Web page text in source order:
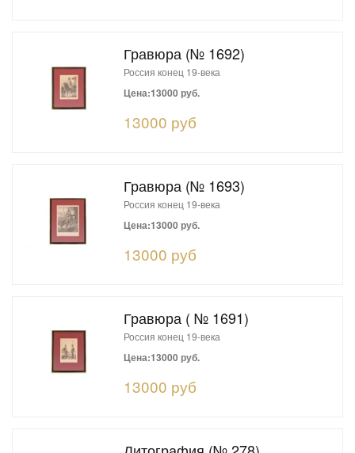
Гравюра (№ 1692)
Россия конец 19-века
Цена:13000 руб.
13000 руб
Гравюра (№ 1693)
Россия конец 19-века
Цена:13000 руб.
13000 руб
Гравюра ( № 1691)
Россия конец 19-века
Цена:13000 руб.
13000 руб